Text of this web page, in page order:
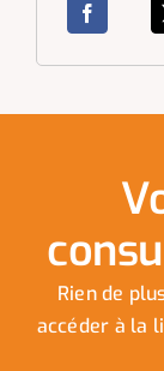
Rien de
accéder à la